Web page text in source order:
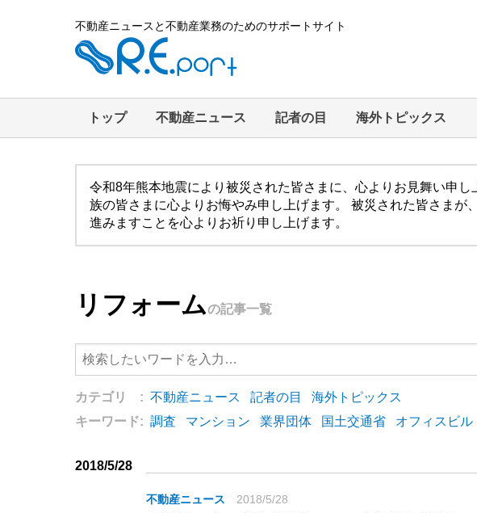
不動産ニュースと不動産業務のためのサポートサイト
トップ 不動産ニュース 記者の目 海外トピックス
令和8年熊本地震により被災された皆さまに、心よりお見舞い申
族の皆さまに心よりお悔やみ申し上げます。 被災された皆さま
進みますことを心よりお祈り申し上げます。
リフォームの記事一覧
カテゴリ : 不動産ニュース 記者の目
海外トピックス
キーワード: 調査 マンション 業界団体 国土交通省 オフィスビル
2018/5/28
不動産ニュース 2018/5/28